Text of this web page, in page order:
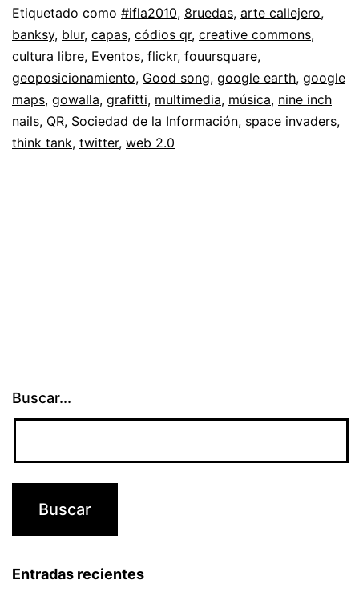
Etiquetado como #ifla2010, 8ruedas, arte callejero,
banksy, blur, capas, códios qr, creative commons,
cultura libre, Eventos, flickr, fouursquare,
geoposicionamiento, Good song, google earth, google
maps, gowalla, grafitti, multimedia, música, nine inch
nails, QR, Sociedad de la Información, space invaders,
think tank, twitter, web 2.0
Buscar...
Entradas recientes